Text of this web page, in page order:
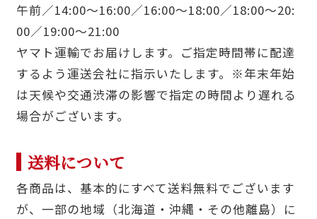
午前／14:00〜16:00／16:00〜18:00／18:00〜20:
00／19:00〜21:00
ヤマト運輸でお届けします。ご指定時間帯に配達
するよう運送会社に指示いたします。※年末年始
は天候や交通渋滞の影響で指定の時間より遅れる
場合がございます。
送料について
各商品は、基本的にすべて送料無料でございます
が、一部の地域（北海道・沖縄・その他離島）に